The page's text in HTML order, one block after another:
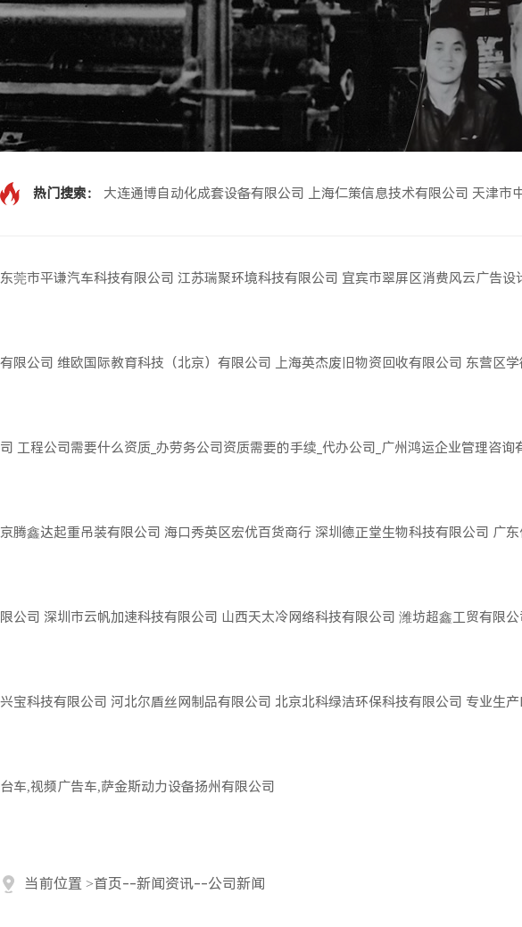
热门搜索： 大连通博自动化成套设备有限公司 上海仁策信息技术有限公司 天津市
东莞市平谦汽车科技有限公司 江苏瑞聚环境科技有限公司 宜宾市翠屏区消费风云广告设
有限公司 维欧国际教育科技（北京）有限公司 上海英杰废旧物资回收有限公司 东营区
司 工程公司需要什么资质_办劳务公司资质需要的手续_代办公司_广州鸿运企业管理咨询
京腾鑫达起重吊装有限公司 海口秀英区宏优百货商行 深圳德正堂生物科技有限公司 广
限公司 深圳市云帆加速科技有限公司 山西天太冷网络科技有限公司 潍坊超鑫工贸有限公
兴宝科技有限公司 河北尔盾丝网制品有限公司 北京北科绿洁环保科技有限公司 专业生
台车,视频广告车,萨金斯动力设备扬州有限公司
当前位置 >首页--新闻资讯--公司新闻